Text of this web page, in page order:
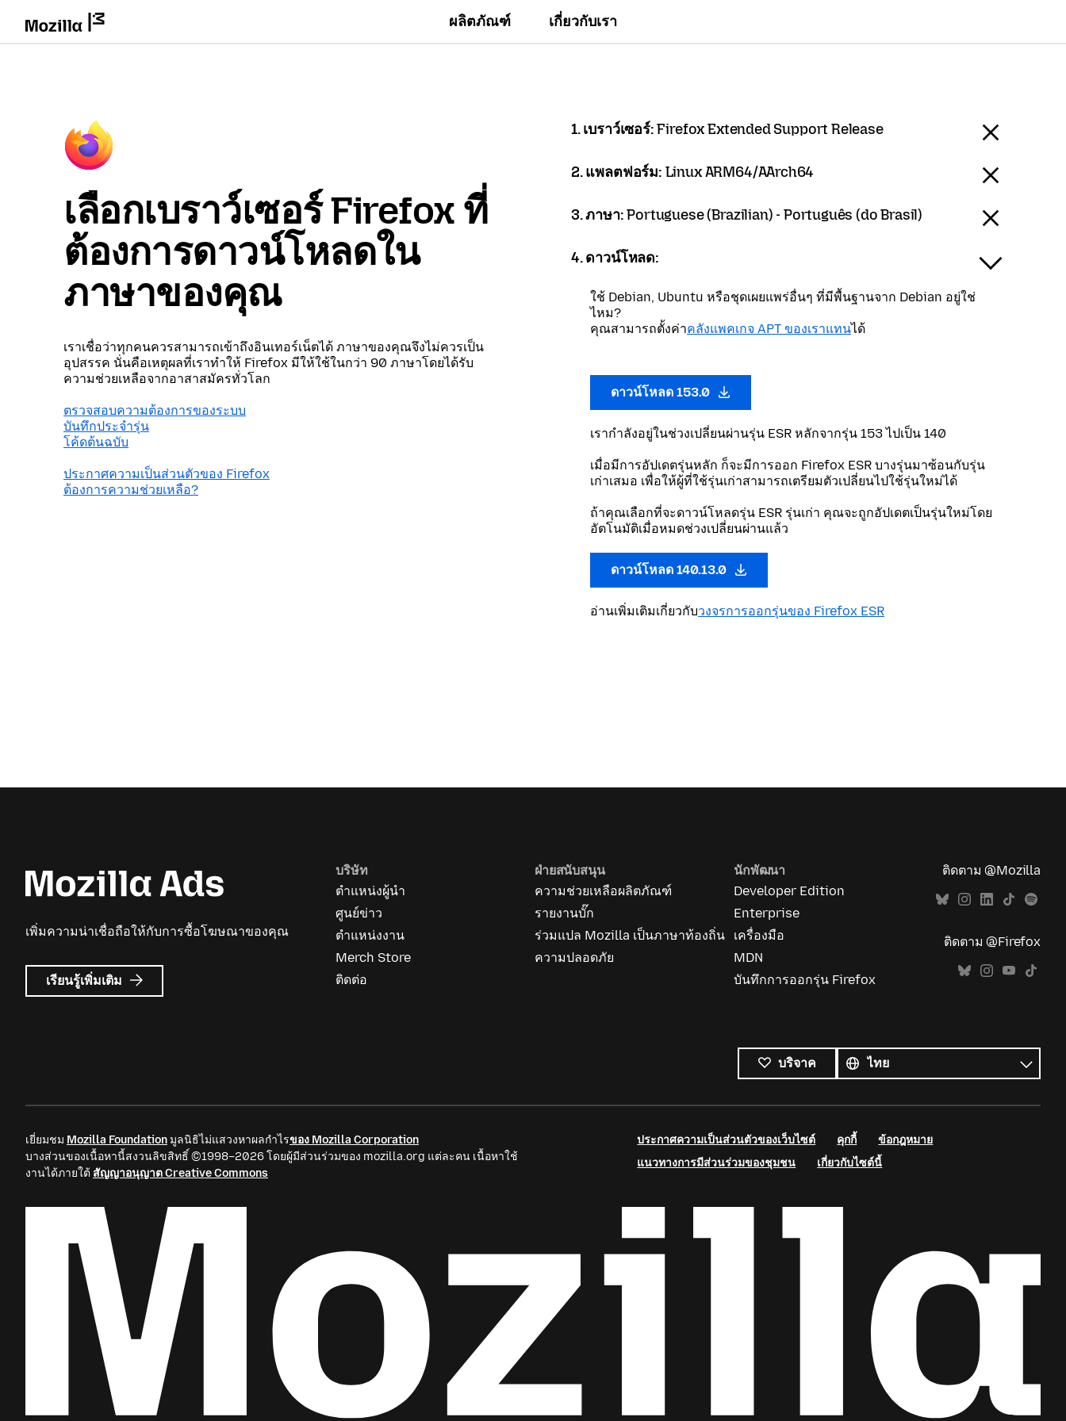
ผลิตภัณฑ์ เกี่ยวกับเรา
เลือกเบราว์เซอร์ Firefox ที่
ต้องการดาวน์โหลดใน
ภาษาของคุณ
เราเชื่อว่าทุกคนควรสามารถเข้าถึงอินเทอร์เน็ตได้ ภาษาของคุณจึงไม่ควรเป็น
อุปสรรค นั่นคือเหตุผลที่เราทำให้ Firefox มีให้ใช้ในกว่า 90 ภาษาโดยได้รับ
ความช่วยเหลือจากอาสาสมัครทั่วโลก
ตรวจสอบความต้องการของระบบ
บันทึกประจำรุ่น
โค้ดต้นฉบับ
ประกาศความเป็นส่วนตัวของ Firefox
ต้องการความช่วยเหลือ?
1. เบราว์เซอร์:Firefox Extended Support Release
2. แพลตฟอร์ม: Linux ARM64/AArch64
3. ภาษา:Portuguese (Brazilian) - Português (do Brasil)
4. ดาวน์โหลด:
ใช้ Debian, Ubuntu หรือชุดเผยแพร่อื่นๆ ที่มีพื้นฐานจาก Debian อยู่ใช่
ไหม?
คุณสามารถตั้งค่าคลังแพคเกจ APT ของเราแทนได้
ดาวน์โหลด 153.0
เรากำลังอยู่ในช่วงเปลี่ยนผ่านรุ่น ESR หลักจากรุ่น 153 ไปเป็น 140
เมื่อมีการอัปเดตรุ่นหลัก ก็จะมีการออก Firefox ESR บางรุ่นมาซ้อนกับรุ่น
เก่าเสมอ เพื่อให้ผู้ที่ใช้รุ่นเก่าสามารถเตรียมตัวเปลี่ยนไปใช้รุ่นใหม่ได้
ถ้าคุณเลือกที่จะดาวน์โหลดรุ่น ESR รุ่นเก่า คุณจะถูกอัปเดตเป็นรุ่นใหม่โดย
อัตโนมัติเมื่อหมดช่วงเปลี่ยนผ่านแล้ว
ดาวน์โหลด 140.13.0
อ่านเพิ่มเติมเกี่ยวกับวงจรการออกรุ่นของ Firefox ESR
เพิ่มความน่าเชื่อถือให้กับการซื้อโฆษณาของคุณ
เรียนรู้เพิ่มเติม เกี่ยว
กับ
บริษัท
ตำแหน่งผู้นำ
ศูนย์ข่าว
ตำแหน่งงาน
Merch Store
ติดต่อ
ฝ่ายสนับสนุน
ความช่วยเหลือผลิตภัณฑ์
รายงานบั๊ก
ร่วมแปล Mozilla เป็นภาษาท้องถิ่น
ความปลอดภัย
นักพัฒนา
Developer Edition
Enterprise
เครื่องมือ
MDN
บันทึกการออกรุ่น Firefox
ติดตาม @Mozilla
ติดตาม @Firefox
บริจาค
ทั้งหมด
ภาษา
เยี่ยมชม Mozilla Foundationมูลนิธิไม่แสวงหาผลกำไรของ Mozilla Corporation
บางส่วนของเนื้อหานี้สงวนลิขสิทธิ์ ©1998–2026 โดยผู้มีส่วนร่วมของ mozilla.org แต่ละคน เนื้อหาใช้
งานได้ภายใต้ สัญญาอนุญาต Creative Commons
ประกาศความเป็นส่วนตัวของเว็บไซต์ คุกกี้
ข้อกฎหมาย
แนวทางการมีส่วนร่วมของชุมชน
เกี่ยวกับไซต์นี้